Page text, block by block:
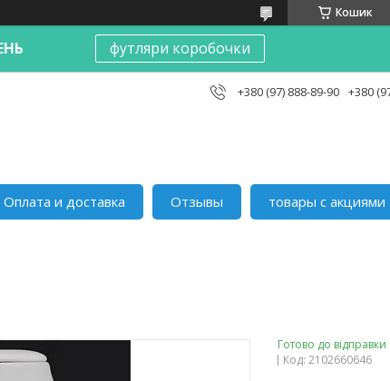
Кошик
ДЕНЬ футляри коробочки
+380 (97) 888-89-90 +380
Оплата и доставка Отзывы товары с акциями
Готово до відправки
Код: 2102660646